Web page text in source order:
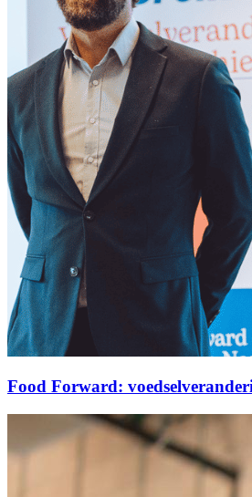
Food Forward: